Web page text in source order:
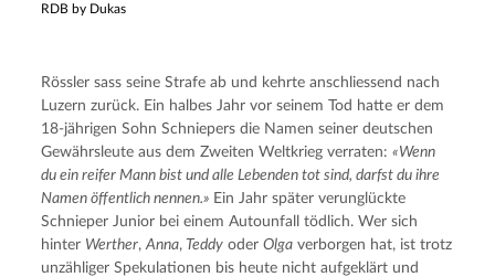
RDB by Dukas
Rössler sass seine Strafe ab und kehrte anschliessend nach
Luzern zurück. Ein halbes Jahr vor seinem Tod hatte er dem
18-jährigen Sohn Schniepers die Namen seiner deutschen
Gewährsleute aus dem Zweiten Weltkrieg verraten: «Wenn
du ein reifer Mann bist und alle Lebenden tot sind, darfst du ihre
Namen öffentlich nennen.» Ein Jahr später verunglückte
Schnieper Junior bei einem Autounfall tödlich. Wer sich
hinter Werther, Anna, Teddy oder Olga verborgen hat, ist trotz
unzähliger Spekulationen bis heute nicht aufgeklärt und